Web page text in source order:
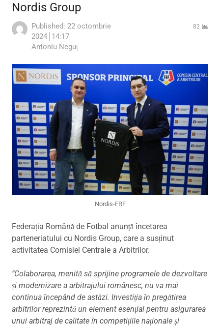
Nordis Group
Published: 22 octombrie
2024 14:17
Author
Antoniu Neguț
82
Nordis-FRF
Federația Română de Fotbal anunță încetarea
parteneriatului cu Nordis Group, care a susținut
activitatea Comisiei Centrale a Arbitrilor.
’’Colaborarea, menită să sprijine programele de dezvoltare
și modernizare a arbitrajului românesc, nu va mai
continua începând de astăzi. Investiția în pregătirea
arbitrilor reprezintă un element esențial pentru asigurarea
unui arbitraj de calitate în competițiile naționale și